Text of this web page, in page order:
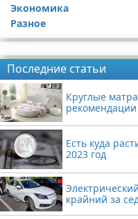
Экономика
Разное
Последние статьи
Круглые
Есть куда
2023 год
крайний за